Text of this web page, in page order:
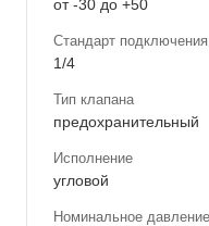
от -30 до +50
Стандарт
1/4
Тип клапана
предохранительный
Исполнение
угловой
Номинальное